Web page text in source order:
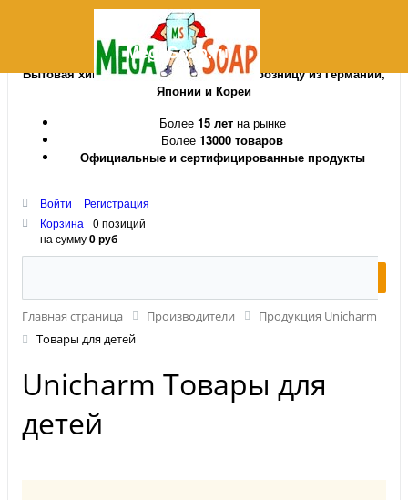
MegaSoap.ru
Бытовая химия и косметика оптом и в розницу из Германии,
Японии и Кореи
Более 15 летна рынке
Более 13000 товаров
Официальные и сертифицированные продукты
Войти
Регистрация
Корзина
0 позиций
на сумму0 руб
Главная страница Производители
Продукция Unicharm
Товары для детей
Unicharm Товары для
детей